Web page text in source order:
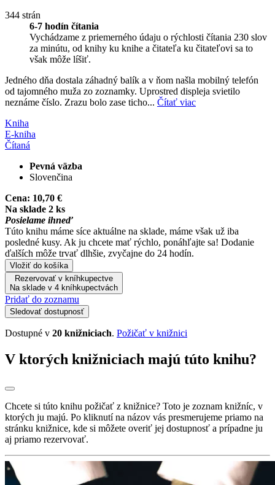
344 strán
6-7 hodín čítania
Vychádzame z priemerného údaju o rýchlosti čítania 230 slov
za minútu, od knihy ku knihe a čitateľa ku čitateľovi sa to
však môže líšiť.
Jedného dňa dostala záhadný balík a v ňom našla mobilný telefón
od tajomného muža zo zoznamky. Uprostred displeja svietilo
neznáme číslo. Zrazu bolo zase ticho... Čítať viac
Kniha
E-kniha
Čítaná
Pevná väzba
Slovenčina
Cena: 10,70 €
Na sklade 2 ks
Posielame ihneď
Túto knihu máme síce aktuálne na sklade, máme však už iba
posledné kusy. Ak ju chcete mať rýchlo, ponáhľajte sa! Dodanie
ďalších môže trvať dlhšie, zvyčajne do 24 hodín.
Vložiť do košíka
Rezervovať v kníhkupectve
Na sklade v 4 kníhkupectvách
Pridať do zoznamu
Sledovať dostupnosť
Dostupné v 20 knižniciach. Požičať v knižnici
V ktorých knižniciach majú túto knihu?
Chcete si túto knihu požičať z knižnice? Toto je zoznam knižníc, v
ktorých ju majú. Po kliknutí na názov vás presmerujeme priamo na
stránku knižnice, kde si môžete overiť jej dostupnosť a prípadne ju
aj priamo rezervovať.